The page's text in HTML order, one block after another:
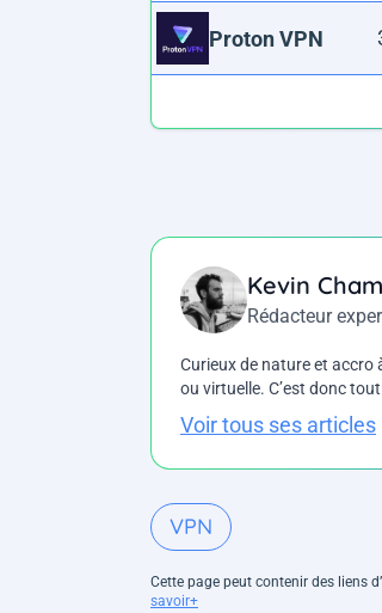
Proton VPN
Kevin
Rédacteur
Curieux de nature et accro
ou virtuelle. C’est donc
Voir tous ses articles
VPN
Cette page peut contenir des liens
savoir+